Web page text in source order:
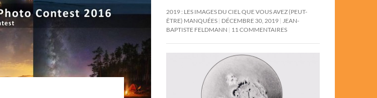
2019 : LES IMAGES DU CIEL QUE VOUS AVEZ (PEUT-
ÊTRE) MANQUÉES DÉCEMBRE 30, 2019 JEAN-
BAPTISTE FELDMANN
11 COMMENTAIRES